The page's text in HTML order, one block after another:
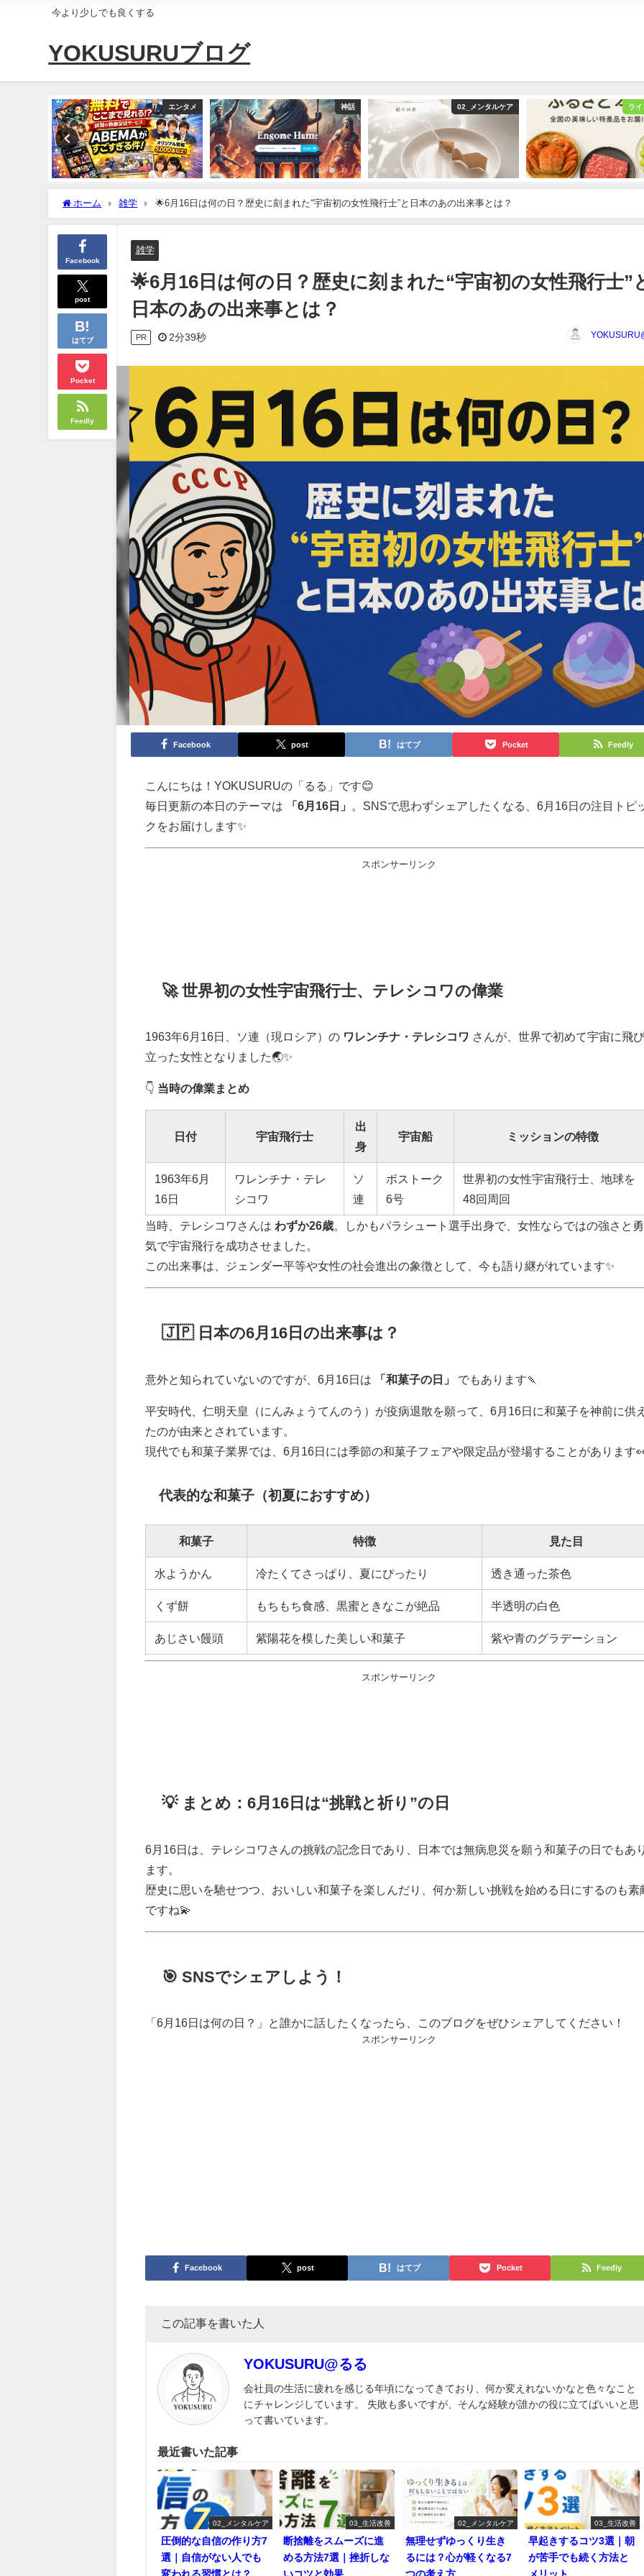
今より少しでも良くする
YOKUSURUブログ
エンタメ 神話 02_メンタルケア ラ
ホーム 雑学 🌟6月16日は何の日？歴史に刻まれた“宇宙初の女性飛行士”と日本のあの出来事とは？
Facebook
post
はてブ
Pocket
Feedly
雑学
🌟6月16日は何の日？歴史に刻まれた“宇宙初の女性飛行士”
日本のあの出来事とは？
PR 2分39秒
Facebook post はてブ Pocket Feedly
こんにちは！YOKUSURUの「るる」です😊
毎日更新の本日のテーマは
「6月16日」
。SNSで思わずシェアしたくなる、6月16日の注目トピ
クをお届けします✨
スポンサーリンク
🚀 世界初の女性宇宙飛行士、テレシコワの偉業
1963年6月16日、ソ連（現ロシア）の ワレンチナ・テレシコワ さんが、世界で初めて宇宙に飛
立った女性となりました🌏✨
👇 当時の偉業まとめ
日付 宇宙飛行士
出
身
宇宙船 ミッションの特徴
1963年6月
16日
ワレンチナ・テレ
シコワ
ソ
連
ボストーク
6号
世界初の女性宇宙飛行士、地球を
48回周回
当時、テレシコワさんはわずか26歳。しかもパラシュート選手出身で、女性ならではの強さと勇
気で宇宙飛行を成功させました。
この出来事は、ジェンダー平等や女性の社会進出の象徴として、今も語り継がれています✨
🇯🇵 日本の6月16日の出来事は？
意外と知られていないのですが、6月16日は 「和菓子の日」 でもあります🍡
平安時代、仁明天皇（にんみょうてんのう）が疫病退散を願って、6月16日に和菓子を神前に供
たのが由来とされています。
現代でも和菓子業界では、6月16日には季節の和菓子フェアや限定品が登場することがあります
代表的な和菓子（初夏におすすめ）
和菓子 特徴 見た目
水ようかん 冷たくてさっぱり、夏にぴったり 透き通った茶色
くず餅 もちもち食感、黒蜜ときなこが絶品 半透明の白色
あじさい饅頭 紫陽花を模した美しい和菓子 紫や青のグラデーション
スポンサーリンク
💡 まとめ：6月16日は“挑戦と祈り”の日
6月16日は、テレシコワさんの挑戦の記念日であり、日本では無病息災を願う和菓子の日でもあ
ます。
歴史に思いを馳せつつ、おいしい和菓子を楽しんだり、何か新しい挑戦を始める日にするのも素
ですね💫
🎯 SNSでシェアしよう！
「6月16日は何の日？」と誰かに話したくなったら、このブログをぜひシェアしてください！
スポンサーリンク
Facebook post はてブ Pocket Feedly
この記事を書いた人
YOKUSURU@るる
会社員の生活に疲れを感じる年頃になってきており、何か変えれないかなと色々なこと
にチャレンジしています。 失敗も多いですが、そんな経験が誰かの役に立てばいいと思
って書いています。
最近書いた記事
02_メンタルケア
圧倒的な自信の作り方7
選｜自信がない人でも
03_生活改善
断捨離をスムーズに進
める方法7選｜挫折しな
02_メンタルケア
無理せずゆっくり生き
るには？心が軽くなる7
03_生活改善
早起きするコツ3選｜朝
が苦手でも続く方法と